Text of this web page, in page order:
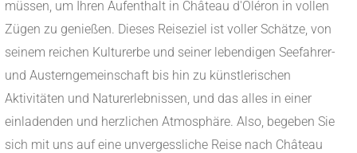
müssen, um Ihren Aufenthalt in Château d'Oléron in vollen
Zügen zu genießen. Dieses Reiseziel ist voller Schätze, von
seinem reichen Kulturerbe und seiner lebendigen Seefahrer-
und Austerngemeinschaft bis hin zu künstlerischen
Aktivitäten und Naturerlebnissen, und das alles in einer
einladenden und herzlichen Atmosphäre. Also, begeben Sie
sich mit uns auf eine unvergessliche Reise nach Château